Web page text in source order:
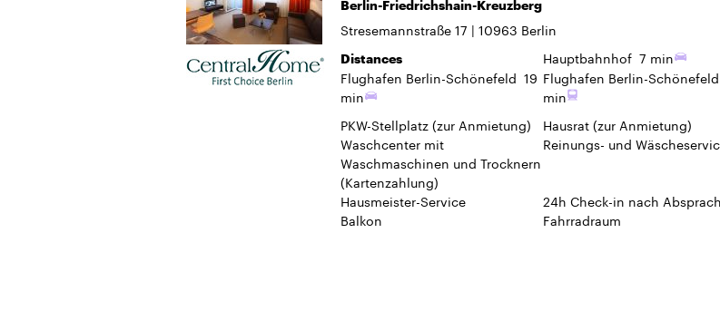
Waschmaschinen und Trocknern
(Kartenzahlung)
Hausmeister-Service 24h Check-innach Absprache
Balkon
Fahrradraum